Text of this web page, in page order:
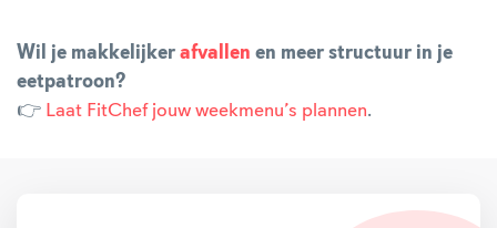
Wil je makkelijker afvallen en meer structuur in je
eetpatroon?
👉 Laat FitChef jouw weekmenu’s plannen.